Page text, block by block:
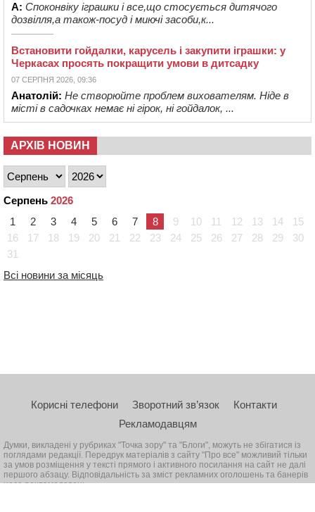
А: Споконвіку іграшки і все,що стосується дитячого
дозвілля,а також-посуд і миючі засоби,к...
Встановити гойдалки, карусель і закупити іграшки: у
Черкасах просять покращити умови в дитсадку
07 СЕРПНЯ 2026, 09:36
Анатолій: Не створюйте проблем вихователям. Ніде в
місті в садочках немає ні гірок, ні гойдалок, ...
АРХІВ НОВИН
Серпень 2026
1
2 3 4 5 6 7 8 9 10 11 12 13 14
15
16
17 18 19 20 21 22 23 24 25 26 27 28 29
30
31
Всі новини за місяць
Корисні телефони Зворотний зв’язок
Контакти
Рекламодавцям
Думки, викладені у рубриках "Точка зору" та "Блоги", можуть не збігатися із
поглядами редакції. Передрук матеріалів з сайту "Про все" можливий тільки
за умов розміщення у тексті прямого і активного посилання на сайт не далі
першого абзацу. Відповідальність за зміст рекламних оголошень та банерів
несе рекламодавець